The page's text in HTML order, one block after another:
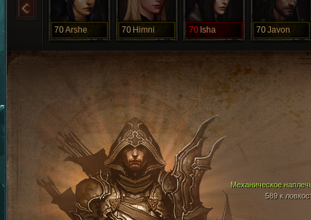
70Arshe 70 Himni 70 Isha 70Javon
Механическое
589 к